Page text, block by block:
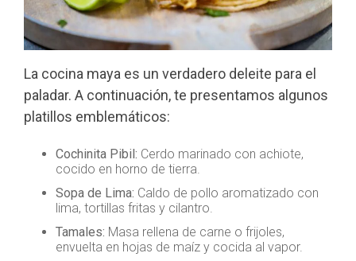
La cocina maya es un verdadero deleite para el
paladar. A continuación, te presentamos algunos
platillos emblemáticos:
Cochinita Pibil: Cerdo marinado con achiote,
cocido en horno de tierra.
Sopa de Lima: Caldo de pollo aromatizado con
lima, tortillas fritas y cilantro.
Tamales: Masa rellena de carne o frijoles,
envuelta en hojas de maíz y cocida al vapor.